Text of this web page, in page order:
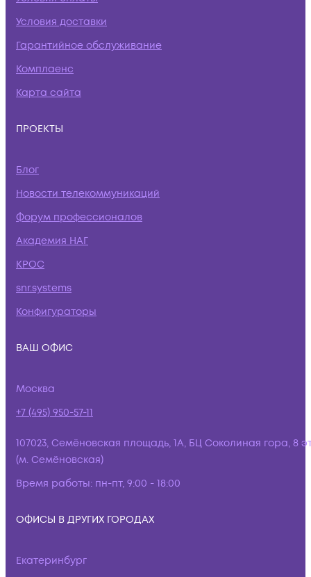
Условия доставки
Гарантийное обслуживание
Комплаенс
Карта сайта
ПРОЕКТЫ
Блог
Новости телекоммуникаций
Форум профессионалов
Академия НАГ
КРОС
snr.systems
Конфигураторы
ВАШ ОФИС
Москва
+7 (495) 950-57-11
107023, Семёновская площадь, 1А, БЦ Соколиная гора, 8
(м. Семёновская)
Время работы: пн-пт, 9:00 - 18:00
ОФИСЫ В ДРУГИХ ГОРОДАХ
Екатеринбург